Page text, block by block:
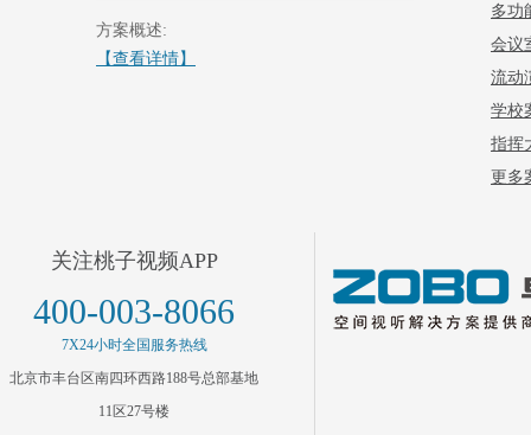
方案概述:
【查看详情】
多功
会议
流动
学校
指挥
更多
关注桃子视频APP
400-003-8066
7X24小时全国服务热线
北京市丰台区南四环西路188号总部基地
11区27号楼